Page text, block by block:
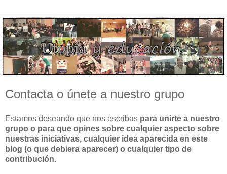
Contacta o únete a nuestro grupo
Estamos deseando que nos escribas para unirte a nuestro
grupo o para que opines sobre cualquier aspecto sobre
nuestras iniciativas, cualquier idea aparecida en este
blog (o que debiera aparecer) o cualquier tipo de
contribución.